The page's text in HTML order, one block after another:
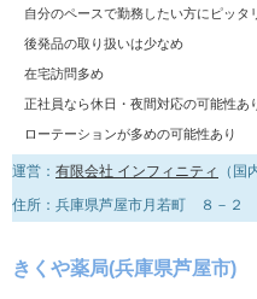
自分のペースで勤務したい方にピッタ
後発品の取り扱いは少なめ
在宅訪問多め
正社員なら休日・夜間対応の可能性あ
ローテーションが多めの可能性あり
運営： 有限会社 インフィニティ
（国
住所：兵庫県芦屋市月若町 ８－２
きくや薬局(兵庫県芦屋市)